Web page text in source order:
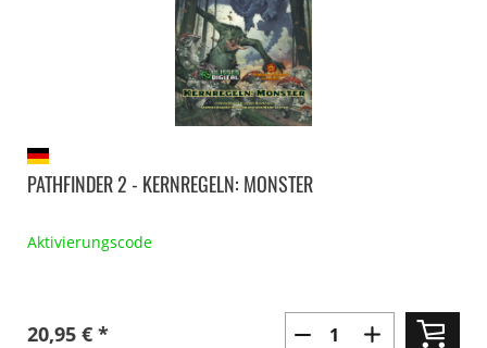
PATHFINDER 2 - KERNREGELN: MONSTER
Aktivierungscode
20,95 € *